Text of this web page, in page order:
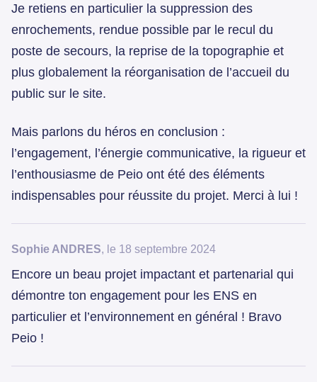
Je retiens en particulier la suppression des
enrochements, rendue possible par le recul du
poste de secours, la reprise de la topographie et
plus globalement la réorganisation de l’accueil du
public sur le site.
Mais parlons du héros en conclusion :
l’engagement, l’énergie communicative, la rigueur et
l’enthousiasme de Peio ont été des éléments
indispensables pour réussite du projet. Merci à lui !
Sophie ANDRES, le 18 septembre 2024
Encore un beau projet impactant et partenarial qui
démontre ton engagement pour les ENS en
particulier et l’environnement en général ! Bravo
Peio !